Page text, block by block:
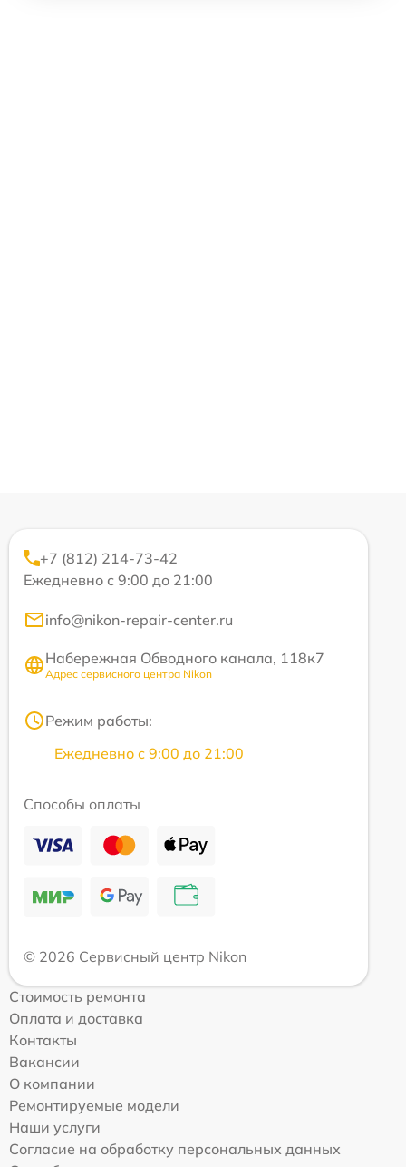
+7 (812) 214-73-42
Ежедневно с 9:00 до 21:00
info@nikon-repair-center.ru
Набережная Обводного канала, 118к7
Адрес сервисного центра Nikon
Режим работы:
Ежедневно с 9:00 до 21:00
Способы оплаты
© 2026 Сервисный центр Nikon
Стоимость ремонта
Оплата и доставка
Контакты
Вакансии
О компании
Ремонтируемые модели
Наши услуги
Согласие на обработку персональных данных